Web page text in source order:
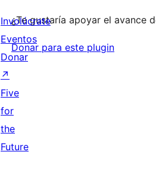
¿Te gustaría apoyar el avance
Donar para este plugin
Involúcrate
Eventos
Donar
↗
Five
for
the
Future